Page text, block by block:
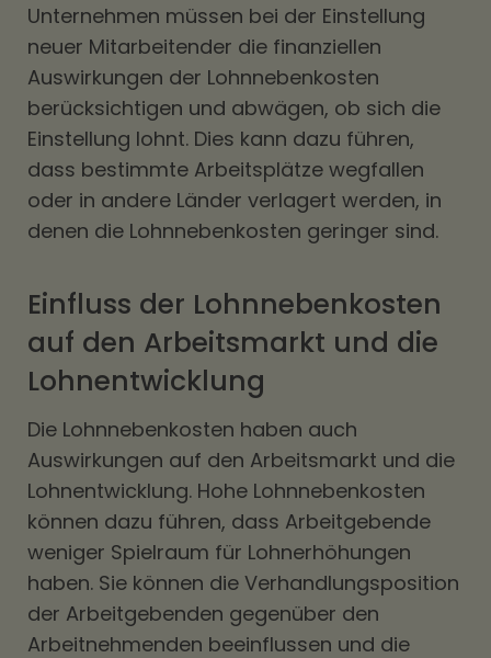
Unternehmen müssen bei der Einstellung
neuer Mitarbeitender die finanziellen
Auswirkungen der Lohnnebenkosten
berücksichtigen und abwägen, ob sich die
Einstellung lohnt. Dies kann dazu führen,
dass bestimmte Arbeitsplätze wegfallen
oder in andere Länder verlagert werden, in
denen die Lohnnebenkosten geringer sind.
Einfluss der Lohnnebenkosten
auf den Arbeitsmarkt und die
Lohnentwicklung
Die Lohnnebenkosten haben auch
Auswirkungen auf den Arbeitsmarkt und die
Lohnentwicklung. Hohe Lohnnebenkosten
können dazu führen, dass Arbeitgebende
weniger Spielraum für Lohnerhöhungen
haben. Sie können die Verhandlungsposition
der Arbeitgebenden gegenüber den
Arbeitnehmenden beeinflussen und die